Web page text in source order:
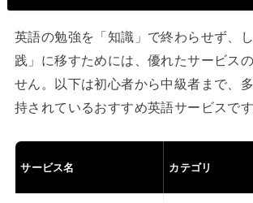
英語の勉強を「知識」で終わらせず、
践」に移すためには、優れたサービス
せん。以下は初心者から中級者まで、
持されているおすすめ英語サービスです
サービス名 カテゴリ